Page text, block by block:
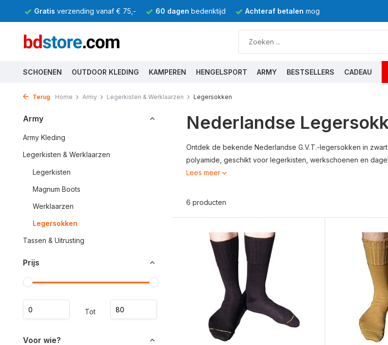
Gratis verzending vanaf € 75,- 60 dagen bedenktijd Achteraf betalen mogelijk
SCHOENEN OUTDOOR KLEDING KAMPEREN HENGELSPORT ARMY BESTSELLERS CADEAU
Terug Home Army Legerkisten & Werklaarzen Legersokken
Army
Army Kleding
Legerkisten & Werklaarzen
Legerkisten
Magnum Boots
Werklaarzen
Legersokken
Tassen & Uitrusting
Prijs
Tot
Voor wie?
Nederlandse
Ontdek de bekende Nederlandse G.V.T.-legersokken in
polyamide, geschikt voor legerkisten, werkschoenen en
Lees meer
6 producten